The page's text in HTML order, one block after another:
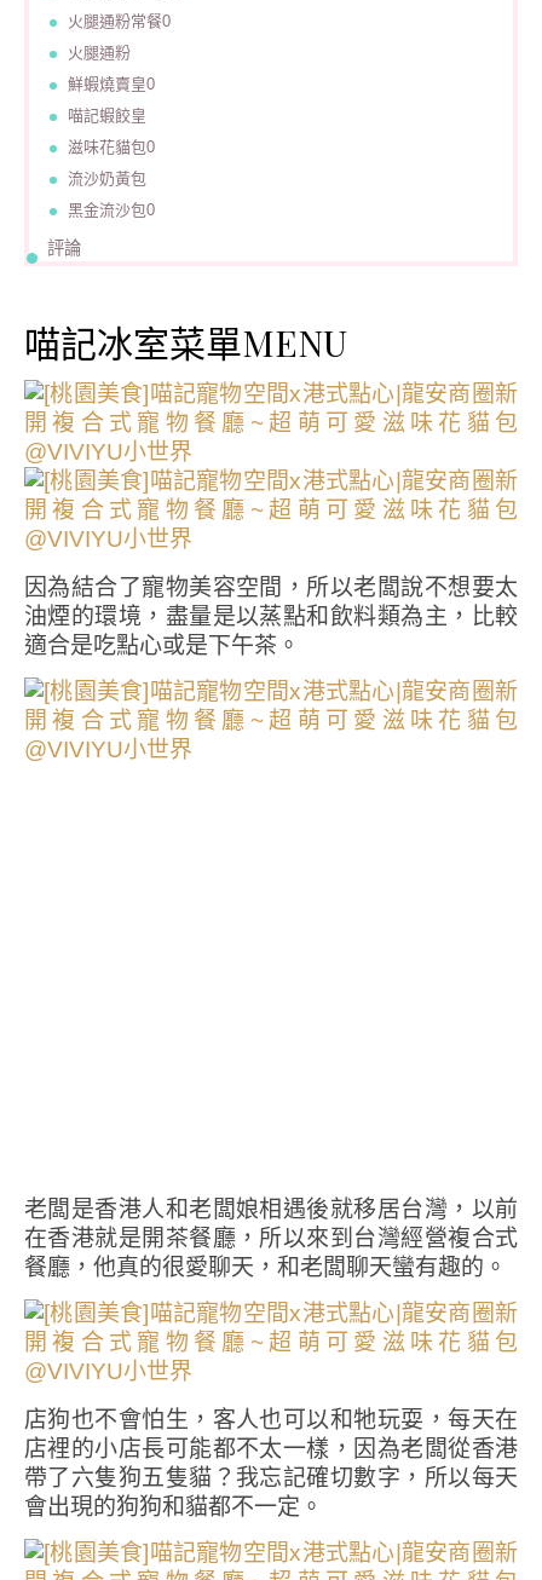
火腿通粉常餐0
火腿通粉
鮮蝦燒賣皇0
喵記蝦餃皇
滋味花貓包0
流沙奶黃包
黑金流沙包0
評論
喵記冰室菜單MENU
因為結合了寵物美容空間，所以老闆說不想要太
油煙的環境，盡量是以蒸點和飲料類為主，比較
適合是吃點心或是下午茶。
老闆是香港人和老闆娘相遇後就移居台灣，以前
在香港就是開茶餐廳，所以來到台灣經營複合式
餐廳，他真的很愛聊天，和老闆聊天蠻有趣的。
店狗也不會怕生，客人也可以和牠玩耍，每天在
店裡的小店長可能都不太一樣，因為老闆從香港
帶了六隻狗五隻貓？我忘記確切數字，所以每天
會出現的狗狗和貓都不一定。